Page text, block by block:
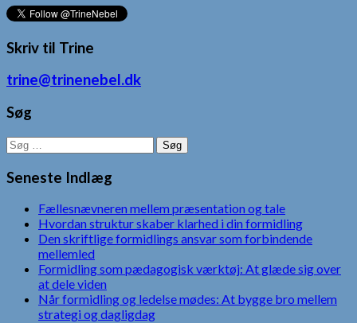
Skriv til Trine
trine@trinenebel.dk
Søg
Søg
efter:
Seneste Indlæg
Fællesnævneren mellem præsentation og tale
Hvordan struktur skaber klarhed i din formidling
Den skriftlige formidlings ansvar som forbindende
mellemled
Formidling som pædagogisk værktøj: At glæde sig over
at dele viden
Når formidling og ledelse mødes: At bygge bro mellem
strategi og dagligdag